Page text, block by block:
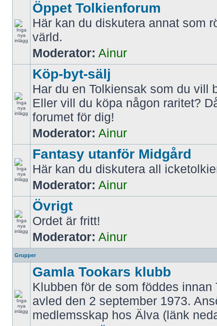
Öppet Tolkienforum
Här kan du diskutera annat som
värld.
Moderator: Ainur
Köp-byt-sälj
Har du en Tolkiensak som du vill
Eller vill du köpa någon raritet?
forumet för dig!
Moderator: Ainur
Fantasy utanför Midgård
Här kan du diskutera all
Moderator: Ainur
Övrigt
Ordet är fritt!
Moderator: Ainur
Grupper
Gamla Tookars klubb
Klubben för de som föddes innan
avled den 2 september 1973.
medlemsskap hos Älva (länk